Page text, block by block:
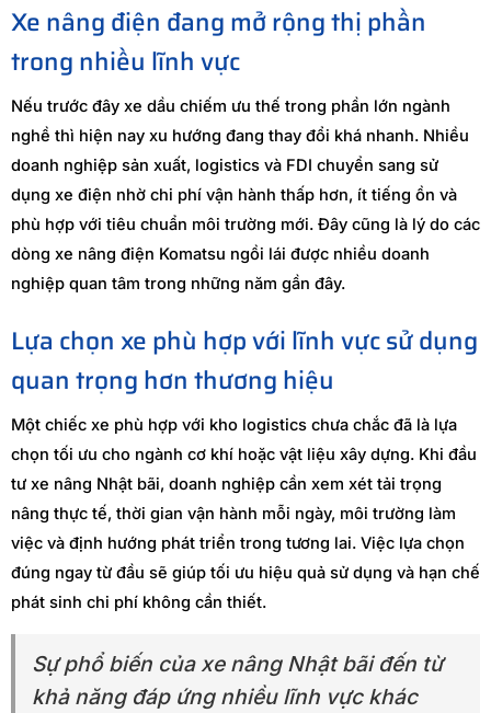
Xe nâng điện đang mở rộng thị phần
trong nhiều lĩnh vực
Nếu trước đây xe dầu chiếm ưu thế trong phần lớn ngành
nghề thì hiện nay xu hướng đang thay đổi khá nhanh. Nhiều
doanh nghiệp sản xuất, logistics và FDI chuyển sang sử
dụng xe điện nhờ chi phí vận hành thấp hơn, ít tiếng ồn và
phù hợp với tiêu chuẩn môi trường mới. Đây cũng là lý do các
dòng xe nâng điện Komatsu ngồi lái được nhiều doanh
nghiệp quan tâm trong những năm gần đây.
Lựa chọn xe phù hợp với lĩnh vực sử dụng
quan trọng hơn thương hiệu
Một chiếc xe phù hợp với kho logistics chưa chắc đã là lựa
chọn tối ưu cho ngành cơ khí hoặc vật liệu xây dựng. Khi đầu
tư xe nâng Nhật bãi, doanh nghiệp cần xem xét tải trọng
nâng thực tế, thời gian vận hành mỗi ngày, môi trường làm
việc và định hướng phát triển trong tương lai. Việc lựa chọn
đúng ngay từ đầu sẽ giúp tối ưu hiệu quả sử dụng và hạn chế
phát sinh chi phí không cần thiết.
Sự phổ biến của xe nâng Nhật bãi đến từ
khả năng đáp ứng nhiều lĩnh vực khác